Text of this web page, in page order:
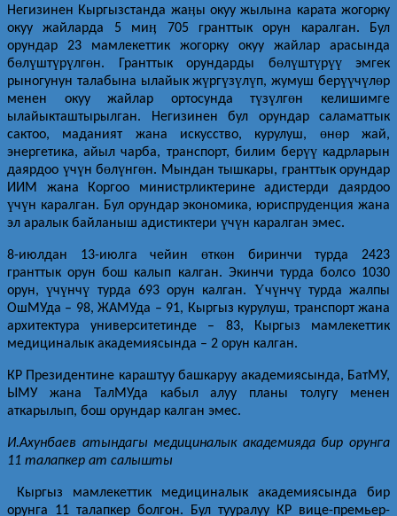
Негизинен Кыргызстанда жаӊы окуу жылына карата жогорку
окуу жайларда 5 миӊ 705 гранттык орун каралган. Бул
орундар 23 мамлекеттик жогорку окуу жайлар арасында
бөлүштүрүлгөн. Гранттык орундарды бөлүштүрүүэмгек
рыногунун талабына ылайык жүргүзүлүп, жумуш берүүчүлөр
менен окуу жайлар ортосунда түзүлгөн келишимге
ылайыкташтырылган. Негизинен бул орундар саламаттык
сактоо, маданият жана искусство, курулуш, өнөр жай,
энергетика, айыл чарба, транспорт, билим берүүкадрларын
даярдоо үчүн бөлүнгөн. Мындан тышкары, гранттык орундар
ИИМ жана Коргоо министрликтерине адистерди даярдоо
үчүн каралган. Бул орундар экономика, юриспруденция жана
эл аралык байланыш адистиктери үчүн каралган эмес.
8-июлдан 13-июлга чейин өткөн биринчи турда 2423
гранттык орун бош калып калган. Экинчи турда болсо 1030
орун,үчүнчү турда 693 орун калган. Үчүнчүтурда жалпы
ОшМУда – 98, ЖАМУда – 91, Кыргыз курулуш, транспорт жана
архитектура университетинде – 83, Кыргыз мамлекеттик
медициналык академиясында – 2 орун калган.
КР Президентине караштуу башкаруу академиясында, БатМУ,
ЫМУ жана ТалМУда кабыл алуу планы толугу менен
аткарылып, бош орундар калган эмес.
И.Ахунбаев атындагы медициналык академияда бир орунга
11 талапкер ат салышты
Кыргыз мамлекеттик медициналык академиясында бир
орунга 11 талапкер болгон. Бул тууралуу КР вице-премьер-